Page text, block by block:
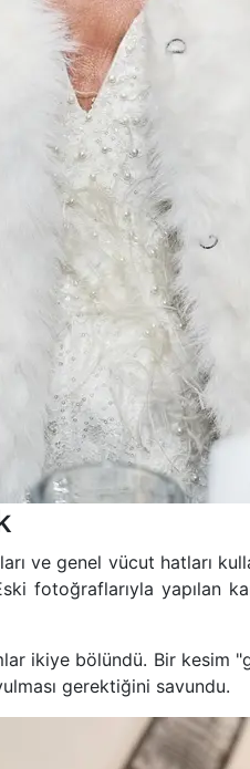
ve genel vücut hatları
fotoğraflarıyla yapılan
ikiye bölündü. Bir
gerektiğini savundu.